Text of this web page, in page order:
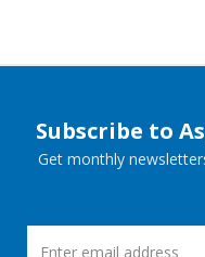
Subscribe to
Get monthly